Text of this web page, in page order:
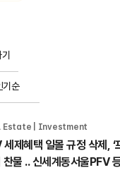
기순
세제혜택 일몰 규정 삭제, ‘
찬물 .. 신세계동서울PFV